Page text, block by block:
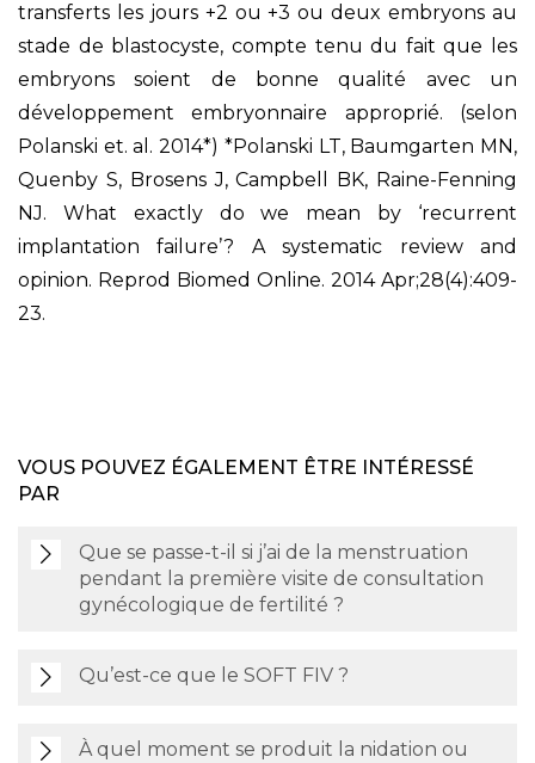
transferts les jours +2 ou +3 ou deux embryons au
stade de blastocyste, compte tenu du fait que les
embryons soient de bonne qualité avec un
développement embryonnaire approprié. (selon
Polanski et. al. 2014*) *Polanski LT, Baumgarten MN,
Quenby S, Brosens J, Campbell BK, Raine-Fenning
NJ. What exactly do we mean by ‘recurrent
implantation failure’? A systematic review and
opinion. Reprod Biomed Online. 2014 Apr;28(4):409-
23.
VOUS POUVEZ ÉGALEMENT ÊTRE INTÉRESSÉ
PAR
Que se passe-t-il si j’ai de la menstruation
pendant la première visite de consultation
gynécologique de fertilité ?
Qu’est-ce que le SOFT FIV ?
À quel moment se produit la nidation ou